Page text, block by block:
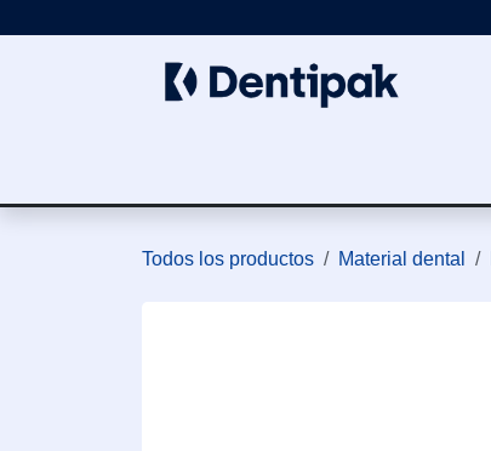
Todos los productos Material dental